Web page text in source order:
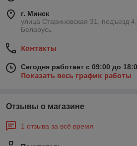
г. Минск
улица Стариновская 31, подъезд
Беларусь
Контакты
Сегодня работает с 09:00 до
Показать весь график работы
Отзывы о магазине
1 отзыва за всё время